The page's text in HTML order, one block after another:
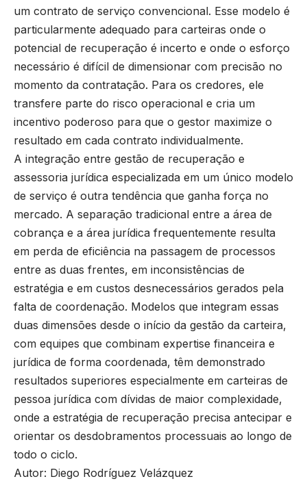
um contrato de serviço convencional. Esse modelo é
particularmente adequado para carteiras onde o
potencial de recuperação é incerto e onde o esforço
necessário é difícil de dimensionar com precisão no
momento da contratação. Para os credores, ele
transfere parte do risco operacional e cria um
incentivo poderoso para que o gestor maximize o
resultado em cada contrato individualmente.
A integração entre gestão de recuperação e
assessoria jurídica especializada em um único modelo
de serviço é outra tendência que ganha força no
mercado. A separação tradicional entre a área de
cobrança e a área jurídica frequentemente resulta
em perda de eficiência na passagem de processos
entre as duas frentes, em inconsistências de
estratégia e em custos desnecessários gerados pela
falta de coordenação. Modelos que integram essas
duas dimensões desde o início da gestão da carteira,
com equipes que combinam expertise financeira e
jurídica de forma coordenada, têm demonstrado
resultados superiores especialmente em carteiras de
pessoa jurídica com dívidas de maior complexidade,
onde a estratégia de recuperação precisa antecipar e
orientar os desdobramentos processuais ao longo de
todo o ciclo.
Autor: Diego Rodríguez Velázquez